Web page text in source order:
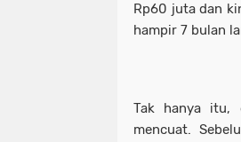
Rp60 juta dan
hampir 7 bulan
Tak hanya itu,
mencuat.